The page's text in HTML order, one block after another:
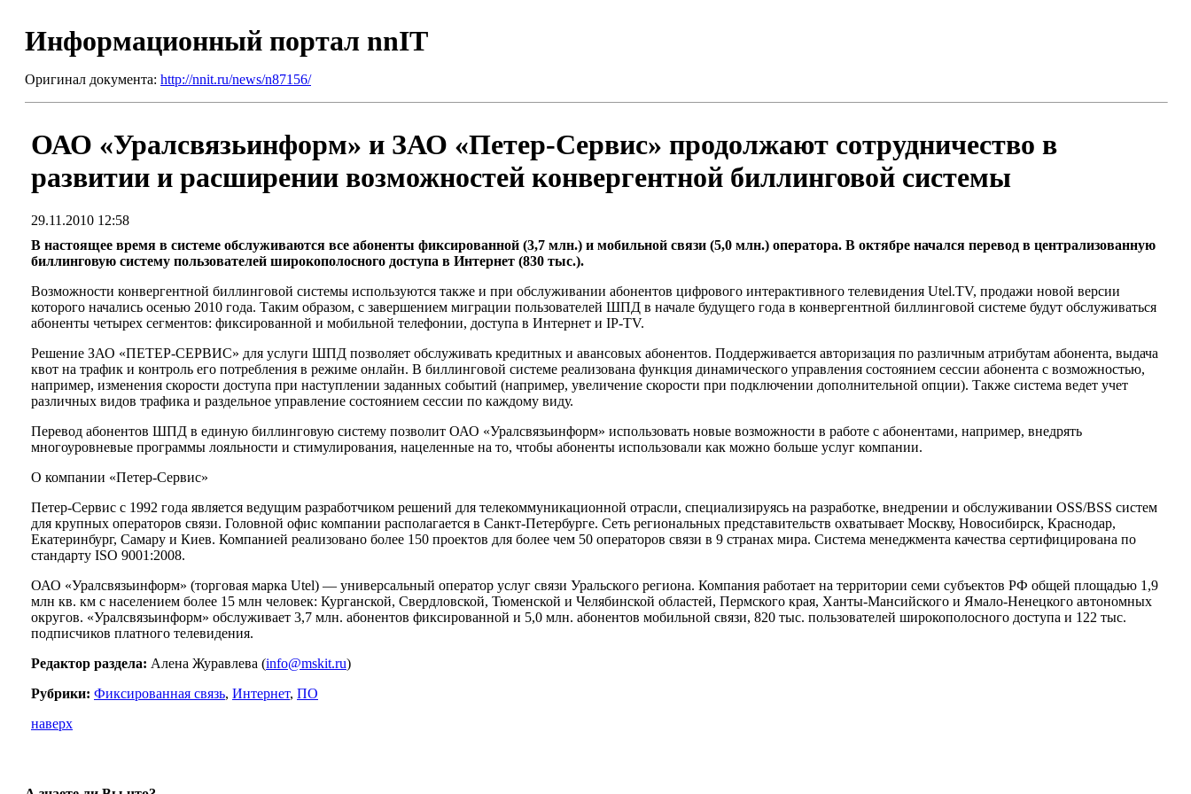
Информационный портал nnIT
Оригинал документа: http://nnit.ru/news/n87156/
ОАО «Уралсвязьинформ» и ЗАО «Петер-Сервис» продолжают сотрудничество в
развитии и расширении возможностей конвергентной биллинговой системы
29.11.2010 12:58
В настоящее время в системе обслуживаются все абоненты фиксированной (3,7 млн.) и мобильной связи (5,0 млн.) оператора. В октябре начался перевод в централизованную
биллинговую систему пользователей широкополосного доступа в Интернет (830 тыс.).
Возможности конвергентной биллинговой системы используются также и при обслуживании абонентов цифрового интерактивного телевидения Utel.TV, продажи новой версии
которого начались осенью 2010 года. Таким образом, с завершением миграции пользователей ШПД в начале будущего года в конвергентной биллинговой системе будут обслуживаться
абоненты четырех сегментов: фиксированной и мобильной телефонии, доступа в Интернет и IP-TV.
Решение ЗАО «ПЕТЕР-СЕРВИС» для услуги ШПД позволяет обслуживать кредитных и авансовых абонентов. Поддерживается авторизация по различным атрибутам абонента, выдача
квот на трафик и контроль его потребления в режиме онлайн. В биллинговой системе реализована функция динамического управления состоянием сессии абонента с возможностью,
например, изменения скорости доступа при наступлении заданных событий (например, увеличение скорости при подключении дополнительной опции). Также система ведет учет
различных видов трафика и раздельное управление состоянием сессии по каждому виду.
Перевод абонентов ШПД в единую биллинговую систему позволит ОАО «Уралсвязьинформ» использовать новые возможности в работе с абонентами, например, внедрять
многоуровневые программы лояльности и стимулирования, нацеленные на то, чтобы абоненты использовали как можно больше услуг компании.
О компании «Петер-Сервис»
Петер-Сервис с 1992 года является ведущим разработчиком решений для телекоммуникационной отрасли, специализируясь на разработке, внедрении и обслуживании OSS/BSS систем
для крупных операторов связи. Головной офис компании располагается в Санкт-Петербурге. Сеть региональных представительств охватывает Москву, Новосибирск, Краснодар,
Екатеринбург, Самару и Киев. Компанией реализовано более 150 проектов для более чем 50 операторов связи в 9 странах мира. Система менеджмента качества сертифицирована по
стандарту ISO 9001:2008.
ОАО «Уралсвязьинформ» (торговая марка Utel) — универсальный оператор услуг связи Уральского региона. Компания работает на территории семи субъектов РФ общей площадью 1,9
млн кв. км с населением более 15 млн человек: Курганской, Свердловской, Тюменской и Челябинской областей, Пермского края, Ханты-Мансийского и Ямало-Ненецкого автономных
округов. «Уралсвязьинформ» обслуживает 3,7 млн. абонентов фиксированной и 5,0 млн. абонентов мобильной связи, 820 тыс. пользователей широкополосного доступа и 122 тыс.
подписчиков платного телевидения.
Редактор раздела: Алена Журавлева (info@mskit.ru)
Рубрики: Фиксированная связь, Интернет, ПО
наверх